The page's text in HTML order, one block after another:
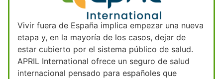
Vivir fuera de España implica empezar una nueva
etapa y, en la mayoría de los casos, dejar de
estar cubierto por el sistema público de salud.
APRIL International ofrece un seguro de salud
internacional pensado para españoles que